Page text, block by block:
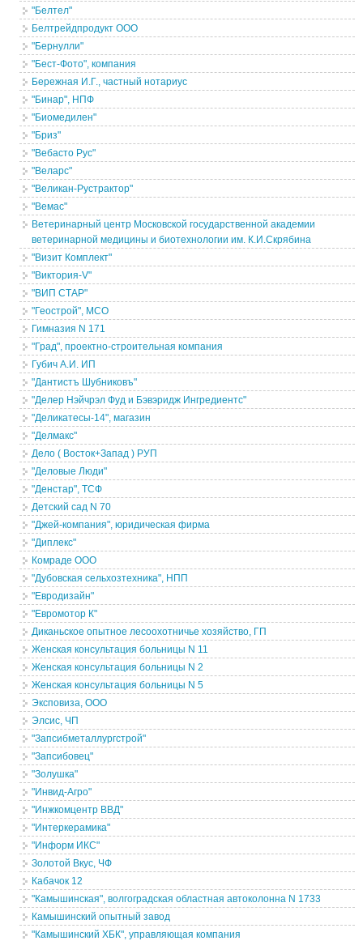
"Белтел"
Белтрейдпродукт ООО
"Бернулли"
"Бест-Фото", компания
Бережная И.Г., частный нотариус
"Бинар", НПФ
"Биомедилен"
"Бриз"
"Вебасто Рус"
"Веларс"
"Великан-Рустрактор"
"Вемас"
Ветеринарный центр Московской государственной академии
ветеринарной медицины и биотехнологии им. К.И.Скрябина
"Визит Комплект"
"Виктория-V"
"ВИП СТАР"
"Геострой", МСО
Гимназия N 171
"Град", проектно-строительная компания
Губич А.И. ИП
"Дантистъ Шубниковъ"
"Делер Нэйчрэл Фуд и Бэвэридж Ингредиентс"
"Деликатесы-14", магазин
"Делмакс"
Дело ( Восток+Запад ) РУП
"Деловые Люди"
"Денстар", ТСФ
Детский сад N 70
"Джей-компания", юридическая фирма
"Диплекс"
Комраде ООО
"Дубовская сельхозтехника", НПП
"Евродизайн"
"Евромотор К"
Диканьское опытное лесоохотничье хозяйство, ГП
Женская консультация больницы N 11
Женская консультация больницы N 2
Женская консультация больницы N 5
Эксповиза, ООО
Элсис, ЧП
"Запсибметаллургстрой"
"Запсибовец"
"Золушка"
"Инвид-Агро"
"Инжкомцентр ВВД"
"Интеркерамика"
"Информ ИКС"
Золотой Вкус, ЧФ
Кабачок 12
"Камышинская", волгоградская областная автоколонна N 1733
Камышинский опытный завод
"Камышинский ХБК", управляющая компания